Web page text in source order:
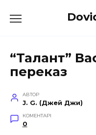
до
“Талант”
переказ
АВТОР
J. G. (Джей Джи)
КОМЕНТАРІ
0